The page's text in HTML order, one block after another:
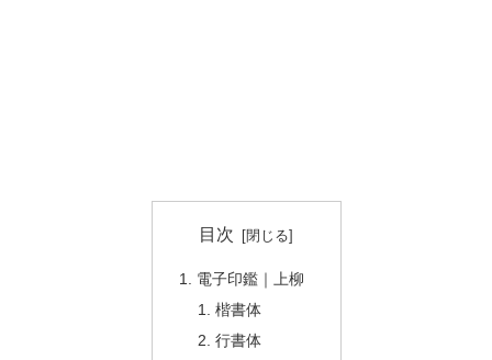
目次
電子印鑑｜上柳
楷書体
行書体